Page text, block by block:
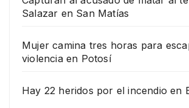
Salazar en San Matías
Mujer camina tres horas para
violencia en Potosí
Hay 22 heridos por el incendio en